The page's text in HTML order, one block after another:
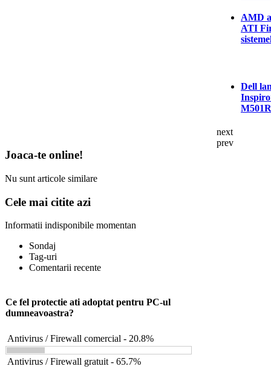
AMD
ATI
Dell
M501R
next
prev
Joaca-te online!
Nu sunt articole similare
Cele mai citite azi
Informatii indisponibile momentan
Sondaj
Tag-uri
Comentarii recente
Ce fel protectie ati adoptat pentru PC-ul
dumneavoastra?
Antivirus / Firewall comercial - 20.8%
Antivirus / Firewall gratuit - 65.7%